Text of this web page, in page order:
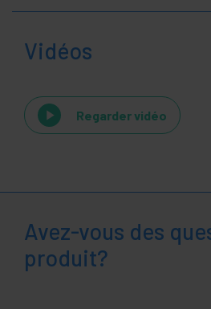
Vidéos
Regarder vidéo
Avez-vous des
produit?